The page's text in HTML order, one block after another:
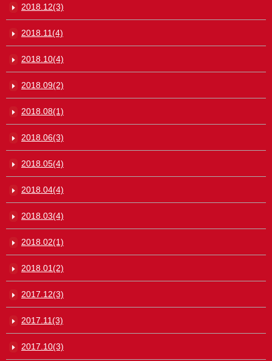
2018.12(3)
2018.11(4)
2018.10(4)
2018.09(2)
2018.08(1)
2018.06(3)
2018.05(4)
2018.04(4)
2018.03(4)
2018.02(1)
2018.01(2)
2017.12(3)
2017.11(3)
2017.10(3)